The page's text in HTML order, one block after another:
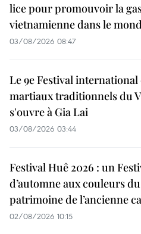
lice pour promouvoir la
vietnamienne dans le
03/08/2026 08:47
Le 9e Festival international
martiaux traditionnels du
s'ouvre à Gia Lai
03/08/2026 03:44
Festival Huê 2026 : un
d’automne aux couleurs du
patrimoine de l’ancienne
02/08/2026 10:15